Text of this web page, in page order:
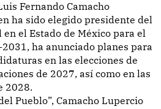
ha sido elegido presidente del
el Estado de México para el
ha anunciado planes para
en las elecciones de
de 2027, así como en las
2028.
Pueblo”, Camacho Lupercio